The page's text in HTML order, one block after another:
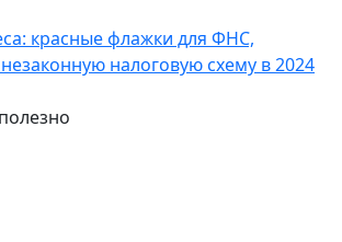
красные флажки для ФНС,
налоговую схему в 2024